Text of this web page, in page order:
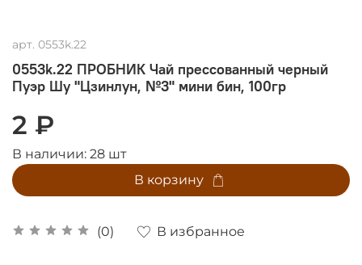
арт. 0553k.22
0553k.22 ПРОБНИК Чай прессованный черный
Пуэр Шу "Цзинлун, №3" мини бин, 100гр
(0) В избранное
2 ₽
В наличии: 28 шт
В корзину